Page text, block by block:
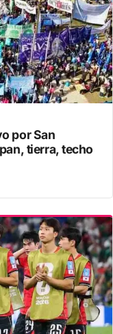
por San
tierra, techo